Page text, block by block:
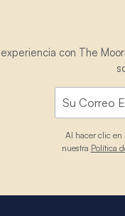
con The
Al hacer clic en
nuestra Política